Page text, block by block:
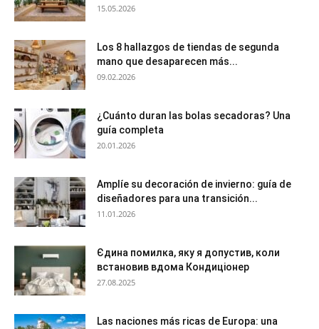
15.05.2026
Los 8 hallazgos de tiendas de segunda
mano que desaparecen más...
09.02.2026
¿Cuánto duran las bolas secadoras? Una
guía completa
20.01.2026
Amplíe su decoración de invierno: guía de
diseñadores para una transición...
11.01.2026
Єдина помилка, яку я допустив, коли
встановив вдома Кондиціонер
27.08.2025
Las naciones más ricas de Europa: una